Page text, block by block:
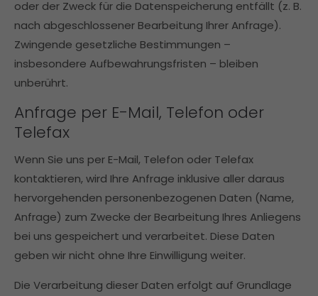
oder der Zweck für die Datenspeicherung entfällt (z. B.
nach abgeschlossener Bearbeitung Ihrer Anfrage).
Zwingende gesetzliche Bestimmungen –
insbesondere Aufbewahrungsfristen – bleiben
unberührt.
Anfrage per E-Mail, Telefon oder
Telefax
Wenn Sie uns per E-Mail, Telefon oder Telefax
kontaktieren, wird Ihre Anfrage inklusive aller daraus
hervorgehenden personenbezogenen Daten (Name,
Anfrage) zum Zwecke der Bearbeitung Ihres Anliegens
bei uns gespeichert und verarbeitet. Diese Daten
geben wir nicht ohne Ihre Einwilligung weiter.
Die Verarbeitung dieser Daten erfolgt auf Grundlage